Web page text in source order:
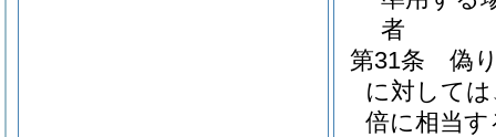
者
第31条
偽
に対して
倍に相当